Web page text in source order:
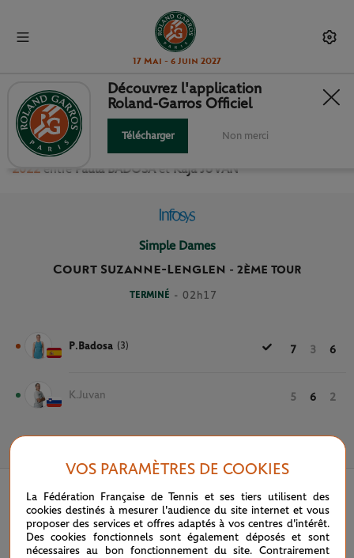
17 Mai - 6 Juin 2027
2ÈME TOUR SIMPLE DAMES
Revivez le match du 2ème Tour Simple Dames Roland Garros
2022 entre Paula BADOSA et Kaja JUVAN
Simple Dames
Court Suzanne-Lenglen - 2ÈME TOUR
TERMINÉ - 02h17
P.Badosa (3) 7 3 6
K.Juvan 5 6 2
Découvrez l'application
Roland-Garros Officiel
Télécharger Non merci
VOS PARAMÈTRES DE COOKIES
La Fédération Française de Tennis et ses tiers utilisent des
cookies destinés à mesurer l'audience du site internet et vous
proposer des services et offres adaptés à vos centres d'intérêt.
Des cookies fonctionnels sont également déposés et sont
nécessaires au bon fonctionnement du site. Contrairement